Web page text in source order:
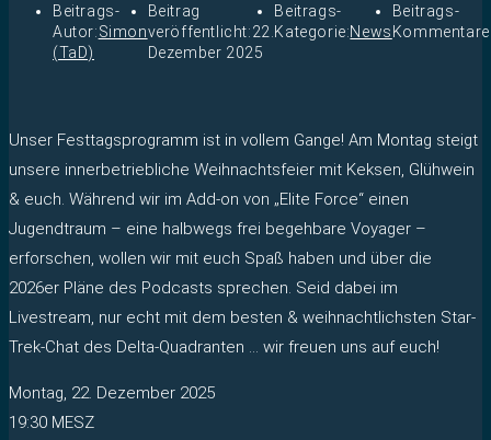
Beitrags-
Autor:Simon
(TaD)
Beitrag
veröffentlicht:22.
Dezember 2025
Beitrags-
Kategorie:News
Beitrags-
Unser Festtagsprogramm ist in vollem Gange! Am Montag steigt
unsere innerbetriebliche Weihnachtsfeier mit Keksen, Glühwein
& euch. Während wir im Add-on von „Elite Force“ einen
Jugendtraum – eine halbwegs frei begehbare Voyager –
erforschen, wollen wir mit euch Spaß haben und über die
2026er Pläne des Podcasts sprechen. Seid dabei im
Livestream, nur echt mit dem besten & weihnachtlichsten Star-
Trek-Chat des Delta-Quadranten … wir freuen uns auf euch!
Montag, 22. Dezember 2025
19:30 MESZ